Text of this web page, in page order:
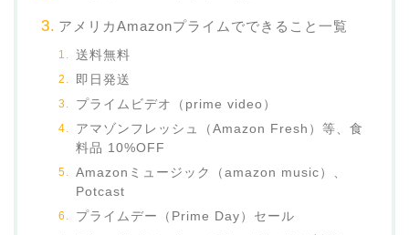
アメリカAmazonプライムでできること一覧
送料無料
即日発送
プライムビデオ（prime video）
アマゾンフレッシュ（Amazon Fresh）等、食
料品 10%OFF
Amazonミュージック（amazon music）、
Potcast
プライムデー（Prime Day）セール